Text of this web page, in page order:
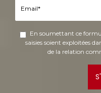
En soumettant ce
saisies soient exploitées
de la relation